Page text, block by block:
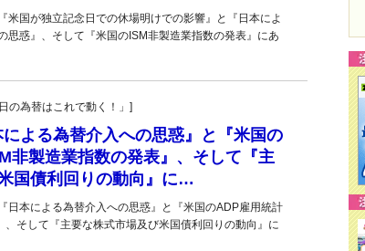
米国が独立記念日での休場明けでの影響』と『日本によ
思惑』、そして『米国のISM非製造業指数の発表』にあ
の為替はこれで動く！」]
よる為替介入への思惑』と『米国の
非製造業指数の発表』、そして『主
国債利回りの動向』に…
日本による為替介入への思惑』と『米国のADP雇用統計
、そして『主要な株式市場及び米国債利回りの動向』に